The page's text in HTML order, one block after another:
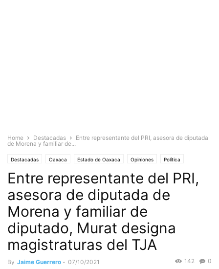
Home Destacadas
Entre representante del PRI, asesora de diputada
de Morena y familiar de...
Destacadas Oaxaca Estado de Oaxaca Opiniones Política
Sociedad
Entre representante del PRI,
asesora de diputada de
Morena y familiar de
diputado, Murat designa
magistraturas del TJA
By Jaime Guerrero - 07/10/2021 0
142